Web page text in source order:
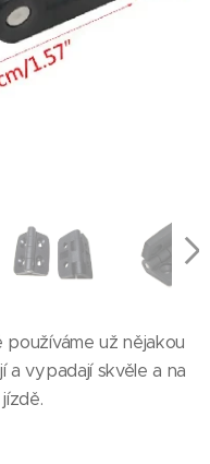
už nějakou
a vypadají skvěle a na